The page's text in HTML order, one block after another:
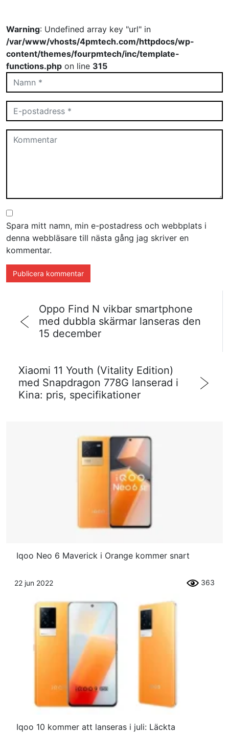
Warning: Undefined array key "url" in
/var/www/vhosts/4pmtech.com/httpdocs/wp-
content/themes/fourpmtech/inc/template-
functions.php on line 315
Spara mitt namn, min e-postadress och webbplats i
denna webbläsare till nästa gång jag skriver en
kommentar.
Oppo Find N vikbar smartphone
med dubbla skärmar lanseras den
15 december
Xiaomi 11 Youth (Vitality Edition)
med Snapdragon 778G lanserad i
Kina: pris, specifikationer
Iqoo Neo 6 Maverick i Orange kommer snart
22 jun 2022 363
Iqoo 10 kommer att lanseras i juli: Läckta